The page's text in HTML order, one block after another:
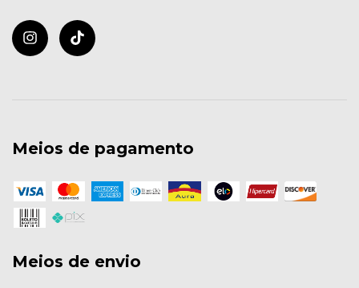
Meios de pagamento
Meios de envio